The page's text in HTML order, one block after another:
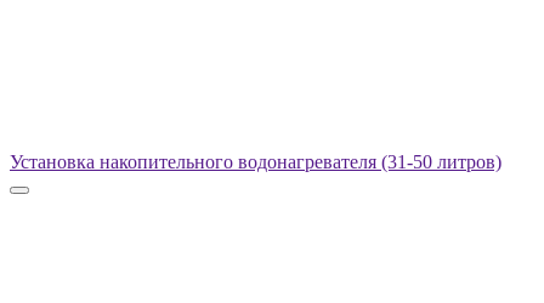
Установка накопительного водонагревателя (31-50 литров)